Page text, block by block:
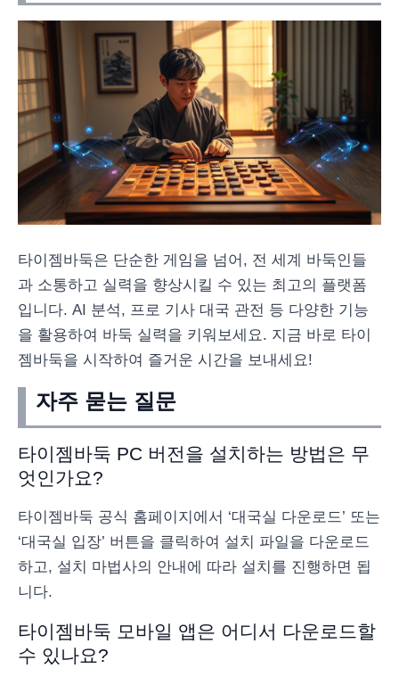
타이젬바둑은 단순한 게임을 넘어, 전 세계 바둑인들
과 소통하고 실력을 향상시킬 수 있는 최고의 플랫폼
입니다. AI 분석, 프로 기사 대국 관전 등 다양한 기능
을 활용하여 바둑 실력을 키워보세요. 지금 바로 타이
젬바둑을 시작하여 즐거운 시간을 보내세요!
자주 묻는 질문
타이젬바둑 PC 버전을 설치하는 방법은 무
엇인가요?
타이젬바둑 공식 홈페이지에서 ‘대국실 다운로드’ 또는
‘대국실 입장’ 버튼을 클릭하여 설치 파일을 다운로드
하고, 설치 마법사의 안내에 따라 설치를 진행하면 됩
니다.
타이젬바둑 모바일 앱은 어디서 다운로드할
수 있나요?